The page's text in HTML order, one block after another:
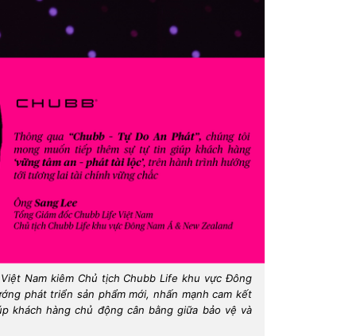
Nam kiêm Chủ tịch Chubb Life khu vực Đông
phát triển sản phẩm mới, nhấn mạnh cam kết
khách hàng chủ động cân bằng giữa bảo vệ và